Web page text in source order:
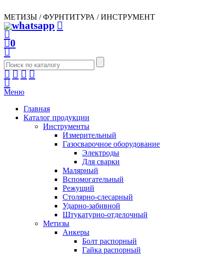
МЕТИЗЫ / ФУРНТИТУРА / ИНСТРУМЕНТ
0
Меню
Главная
Каталог продукции
Инструменты
Измерительный
Газосварочное оборудование
Электроды
Для сварки
Малярный
Вспомогательный
Режущий
Столярно-слесарный
Ударно-забивной
Штукатурно-отделочный
Метизы
Анкеры
Болт распорный
Гайка распорный